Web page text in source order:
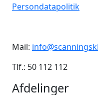
Persondatapolitik
Mail:
Tlf.: 50 112 112
Afdelinger